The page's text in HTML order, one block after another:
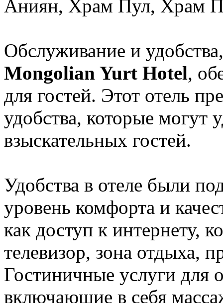
Аниян, Храм Пул, Храм
Обслуживание и
Mongolian Yurt Hotel,
для гостей. Этот отель
удобства, которые могут
взыскательных гостей.
Удобства в отеле были
уровень комфорта и
как доступ к интернету,
телевизор, зона отдыха,
Гостиничные услуги для
включающие в себя